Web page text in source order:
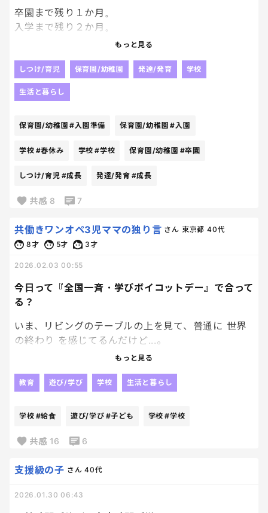
もしかしたら、子どものトラブルというより「私
が、子どもの世界に入れなくなってきた寂しさ」な
のかもしれないな。
頭の中がクルクルしてまとまんないけど、とにかく悩
ましい。
悩ましい。
卒園まで残り１か月。
入学まで残り２か月。
入学にむけた準備の一つとして、
小学校から貰った資料のなかで
全部まとめて書き出しておいた。
イメージしてみてほしくて。
イメージの中でも
わからないことや困ったことがあれば
読んだ息子がぽつり、
ありがとうって言ってくれてて
嬉しかった。
やることは山積み。
そのうち、開けて始めなきゃ････
合間で娘の入園準備もしなきゃ････
気合入れなきゃ始められそうにないから
ひとまず開けることを来週しよう。笑
もっと見る
しつけ/育児 保育園/幼稚園 発達/発育 学校
生活と暮らし
保育園/幼稚園 #入園準備 保育園/幼稚園 #入園
学校 #春休み 学校 #学校 保育園/幼稚園 #卒園
しつけ/育児 #成長 発達/発育 #成長
共感 8 7
今日って『全国一斉・学びボイコットデー』で合って
る？
共働きワンオペ3児ママの独り言 さん 東京都 40代
8才
5才 3才
2026.02.03 00:55
いま、リビングのテーブルの上を見て、普通に 世界
の終わり を感じてるんだけど...。
書、ドリル、プリント一式のほとんどが、テーブル
給食を食べ行くだけの日？黒板を眺めに行く日？
もしかして、今日は子どもたち全員で学校をボイコ
よく見ると、連絡帳はない。何を連絡すればいい
もっと見る
教育 遊び/学び 学校 生活と暮らし
学校 #給食 遊び/学び #子ども 学校 #学校
共感 16 6
支援級の子 さん 40代
2026.01.30 06:43